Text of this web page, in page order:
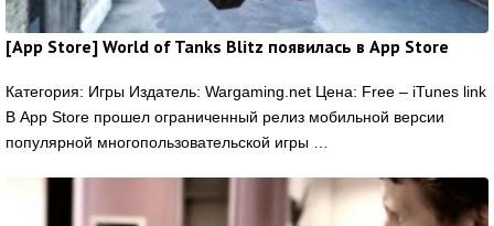
[App Store] World of Tanks Blitz появилась в App Store
Категория: Игры Издатель: Wargaming.net Цена: Free – iTunes link
В App Store прошел ограниченный релиз мобильной версии
популярной многопользовательской игры …